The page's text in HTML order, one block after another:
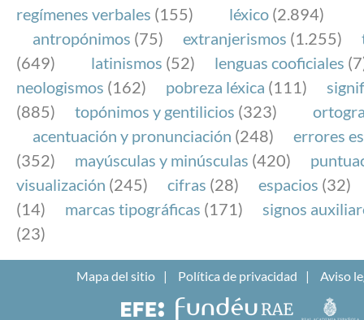
regímenes verbales (155) léxico (2.894)
antropónimos (75) extranjerismos (1.255)
(649)
latinismos (52) lenguas cooficiales
neologismos (162) pobreza léxica (111)
(885)
topónimos y gentilicios (323)
acentuación y pronunciación (248)
errores
(352)
mayúsculas y minúsculas (420)
visualización (245) cifras (28) espacios (32)
(14)
marcas tipográficas (171)
signos
(23)
Mapa del sitio Política de privacidad Aviso